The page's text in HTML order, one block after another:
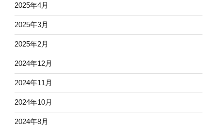
2025年4月
2025年3月
2025年2月
2024年12月
2024年11月
2024年10月
2024年8月